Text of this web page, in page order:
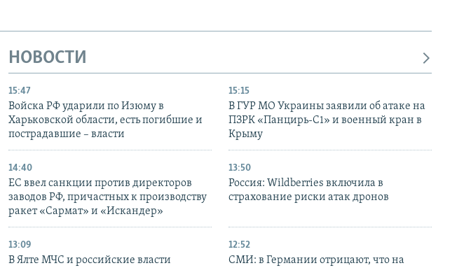
НОВОСТИ
15:47
Войска РФ ударили по Изюму в
Харьковской области, есть погибшие и
пострадавшие – власти
15:15
В ГУР МО Украины заявили об атаке на
ПЗРК «Панцирь-С1» и военный кран в
Крыму
14:40
ЕС ввел санкции против директоров
заводов РФ, причастных к производству
ракет «Сармат» и «Искандер»
13:50
Россия: Wildberries включила в
страхование риски атак дронов
13:09
В Ялте МЧС и российские власти
12:52
СМИ: в Германии отрицают, что на